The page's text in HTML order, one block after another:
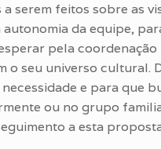
serem feitos sobre as
autonomia da equipe,
pela coordenação
o seu universo cultural.
e para que
ou no grupo
a esta